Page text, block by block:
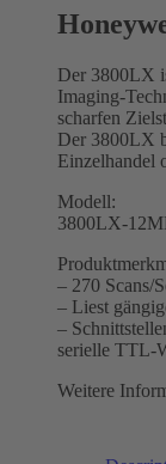
Der 3800LX
Imaging-
scharfen
Der 3800LX
Einzelhandel
Modell:
3800LX-
– 270 Scans/
– Liest
–
serielle TTL-
Weitere